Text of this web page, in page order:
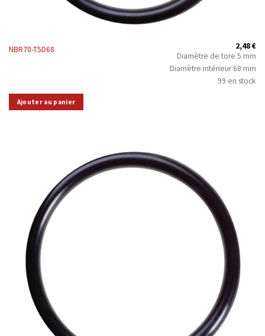
NBR70-T5D68 2,48€
Diamètre de tore 5 mm
Diamètre intérieur 68 mm
99 en stock
Ajouter au panier